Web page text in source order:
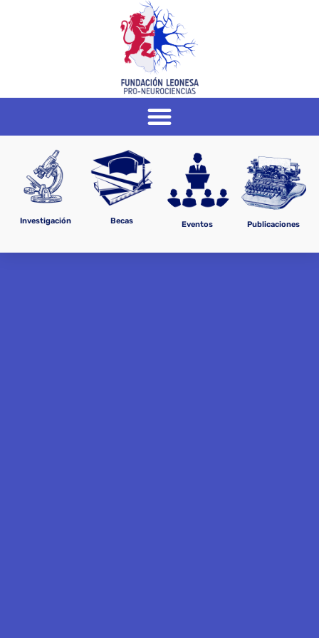
Investigación Becas Eventos Publicaciones